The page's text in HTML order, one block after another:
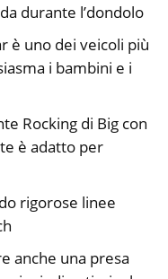
durante l’dondolo
è uno dei veicoli più
i bambini e i
Rocking di Big con
è adatto per
rigorose linee
anche una presa